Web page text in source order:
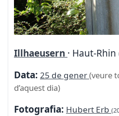
Illhaeusern · Haut-
Data: 25 de gener(veure
d’aquest dia)
Fotografia: Hubert Erb